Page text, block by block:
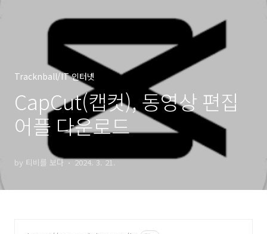
Tracknball/IT 인터넷
CapCut(캡컷), 동영상 편집
어플 다운로드
by 티비를 보다 2024. 3. 21.